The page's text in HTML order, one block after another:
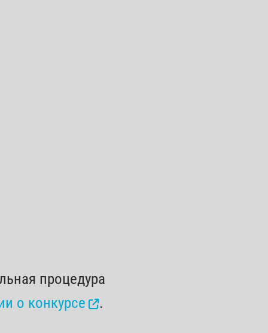
процедура
о конкурсе
.